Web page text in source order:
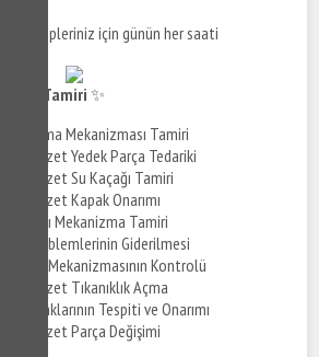
talepleriniz için günün her saati
Tamiri ✨
Mekanizması Tamiri
Klozet Yedek Parça Tedariki
Klozet Su Kaçağı Tamiri
Klozet Kapak Onarımı
Mekanizma Tamiri
Problemlerinin Giderilmesi
Mekanizmasının Kontrolü
Klozet Tıkanıklık Açma
Kaçaklarının Tespiti ve Onarımı
Klozet Parça Değişimi